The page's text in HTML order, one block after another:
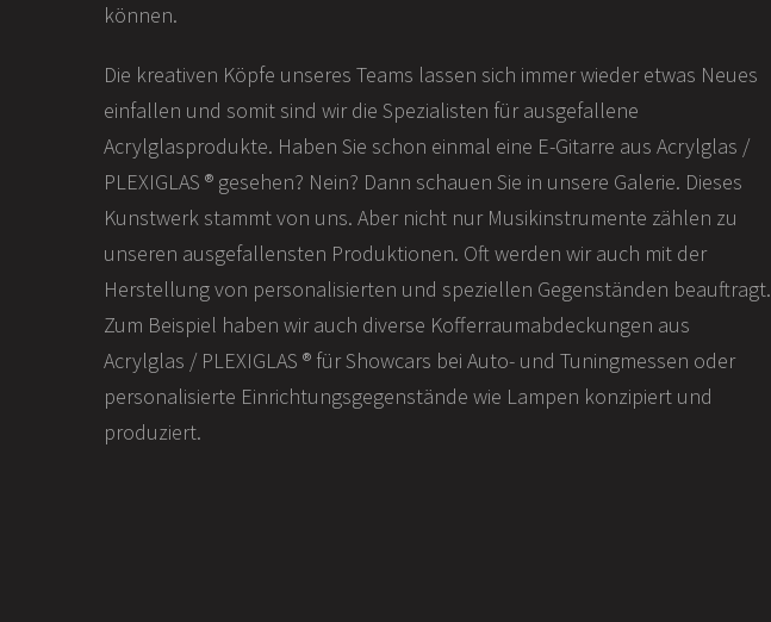
können.
Die kreativen Köpfe unseres Teams lassen sich immer wieder etwas Neues
einfallen und somit sind wir die Spezialisten für ausgefallene
Acrylglasprodukte. Haben Sie schon einmal eine E-Gitarre aus Acrylglas /
PLEXIGLAS ® gesehen? Nein? Dann schauen Sie in unsere Galerie. Dieses
Kunstwerk stammt von uns. Aber nicht nur Musikinstrumente zählen zu
unseren ausgefallensten Produktionen. Oft werden wir auch mit der
Herstellung von personalisierten und speziellen Gegenständen beauftragt.
Zum Beispiel haben wir auch diverse Kofferraumabdeckungen aus
Acrylglas / PLEXIGLAS ® für Showcars bei Auto- und Tuningmessen oder
personalisierte Einrichtungsgegenstände wie Lampen konzipiert und
produziert.